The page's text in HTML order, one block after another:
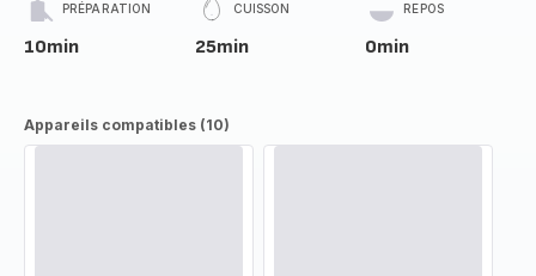
PRÉPARATION
10min
CUISSON
25min
REPOS
0min
Appareils compatibles (10)